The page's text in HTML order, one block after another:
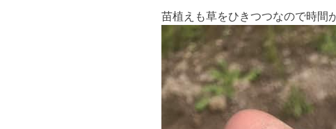
苗植えも草をひきつつなので時間